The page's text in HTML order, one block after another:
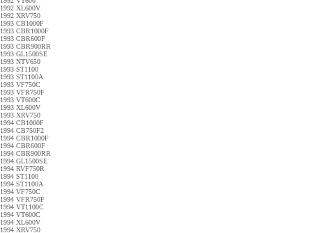
1992 XL600V
1992 XRV750
1993 CB1000F
1993 CBR1000F
1993 CBR600F
1993 CBR900RR
1993 GL1500SE
1993 NTV650
1993 ST1100
1993 ST1100A
1993 VF750C
1993 VFR750F
1993 VT600C
1993 XL600V
1993 XRV750
1994 CB1000F
1994 CB750F2
1994 CBR1000F
1994 CBR600F
1994 CBR900RR
1994 GL1500SE
1994 RVF750R
1994 ST1100
1994 ST1100A
1994 VF750C
1994 VFR750F
1994 VT1100C
1994 VT600C
1994 XL600V
1994 XRV750